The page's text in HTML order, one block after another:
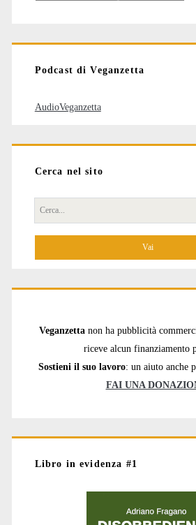
Podcast di Veganzetta
AudioVeganzetta
Cerca nel sito
Cerca
per:
Veganzetta non ha pubblicità
riceve alcun finanziamento
Sostieni il suo lavoro: un aiuto anche
FAI UNA
Libro in evidenza #1